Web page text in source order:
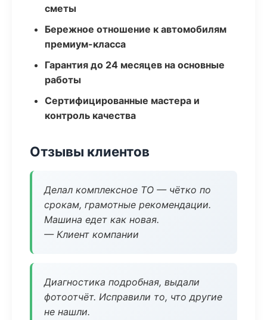
сметы
Бережное отношение к автомобилям
премиум-класса
Гарантия до 24 месяцев на основные
работы
Сертифицированные мастера и
контроль качества
Отзывы клиентов
Делал комплексное ТО — чётко по
срокам, грамотные рекомендации.
Машина едет как новая.
— Клиент компании
Диагностика подробная, выдали
фотоотчёт. Исправили то, что другие
не нашли.